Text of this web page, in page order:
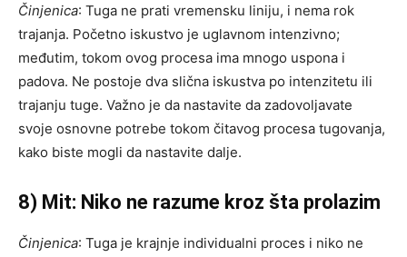
Činjenica: Tuga ne prati vremensku liniju, i nema rok
trajanja. Početno iskustvo je uglavnom intenzivno;
međutim, tokom ovog procesa ima mnogo uspona i
padova. Ne postoje dva slična iskustva po intenzitetu ili
trajanju tuge. Važno je da nastavite da zadovoljavate
svoje osnovne potrebe tokom čitavog procesa tugovanja,
kako biste mogli da nastavite dalje.
8) Mit: Niko ne razume kroz šta prolazim
Činjenica: Tuga je krajnje individualni proces i niko ne